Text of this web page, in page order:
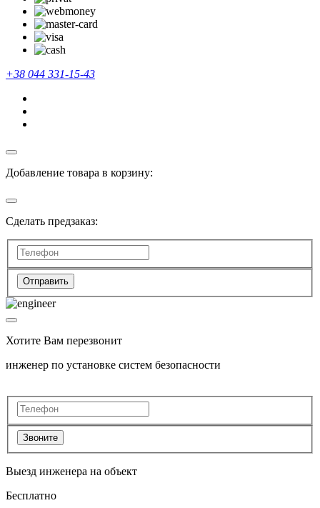
+38 044 331-15-43
Добавление товара в корзину:
Сделать предзаказ:
Отправить
Хотите Вам перезвонит
инженер по установке систем безопасности
Звоните
Выезд инженера на объект
Бесплатно